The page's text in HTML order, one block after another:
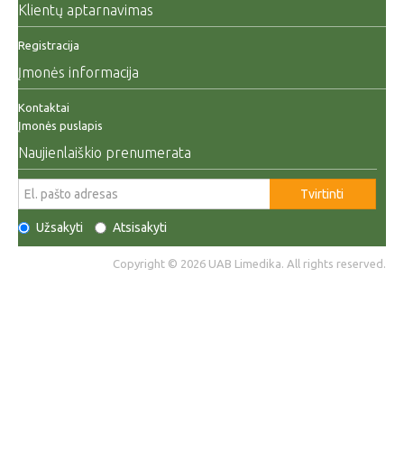
Klientų aptarnavimas
Registracija
Įmonės informacija
Kontaktai
Įmonės puslapis
Naujienlaiškio prenumerata
Tvirtinti
Užsakyti Atsisakyti
Copyright © 2026 UAB Limedika. All rights reserved.